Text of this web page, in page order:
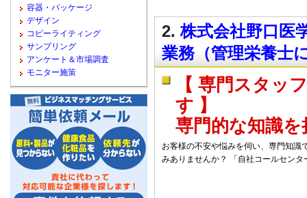
2.株式会社野口医
業務（管理栄養士
【 専門スタッ
す 】
専門的な知識
お客様の不安や悩みを伺い、専門知識
みありませんか？ 「自社コールセンタ
容器・パッケージ
デザイン
コピーライティング
サンプリング
アンケート＆市場調査
モニター施策